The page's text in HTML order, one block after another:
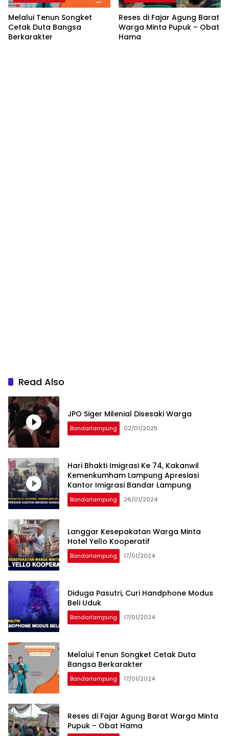
Melalui Tenun Songket
Cetak Duta Bangsa
Berkarakter
Reses di Fajar Agung Barat
Warga Minta Pupuk – Obat
Hama
Read Also
JPO Siger Milenial Disesaki Warga
Bandarlampung 02/01/2025
Hari Bhakti Imigrasi Ke 74, Kakanwil
Kemenkumham Lampung Apresiasi
Kantor Imigrasi Bandar Lampung
Bandarlampung 26/01/2024
Langgar Kesepakatan Warga Minta
Hotel Yello Kooperatif
Bandarlampung 17/01/2024
Diduga Pasutri, Curi Handphone Modus
Beli Uduk
Bandarlampung 17/01/2024
Melalui Tenun Songket Cetak Duta
Bangsa Berkarakter
Bandarlampung 17/01/2024
Reses di Fajar Agung Barat Warga Minta
Pupuk – Obat Hama